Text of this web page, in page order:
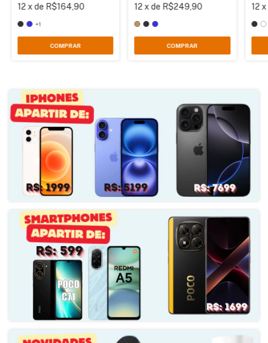
6.83" 1.5K, AMOLED com Tecnologia Dolby Vision e HDR10+
120Hz
CÂMERA
Principal Dual: Wide de 50MP f/1.5 e Ultra Wide de 8MP f/2.2 + Câmera
Frontal de 20MP f/2.2
FREQUÊNCIA 2G
FREQUÊNCIA 3G
FREQUÊNCIA 4G
FREQUÊNCIA 5G
SIM CARD
Dual SIM (Nano)
BATERIA
CARREGADOR
Até 100 watts
12 xde R$164,90
+1
COMPRAR
12 xde R$249,90
COMPRAR
12 x